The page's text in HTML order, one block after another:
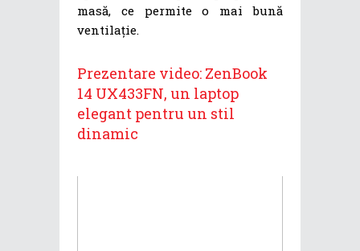
masă, ce permite o mai bună
ventilație.
Prezentare video: ZenBook
14 UX433FN, un laptop
elegant pentru un stil
dinamic